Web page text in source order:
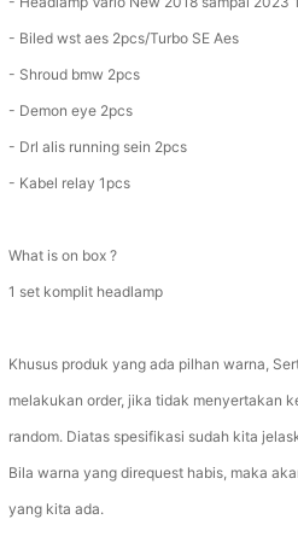
- Biled wst aes 2pcs/Turbo SE Aes
- Shroud bmw 2pcs
- Demon eye 2pcs
- Drl alis running sein 2pcs
- Kabel relay 1pcs
What is on box ?
1 set komplit headlamp
Khusus produk yang ada pilhan warna,
melakukan order, jika tidak menyertakan
random. Diatas spesifikasi sudah kita
Bila warna yang direquest habis, maka
yang kita ada.